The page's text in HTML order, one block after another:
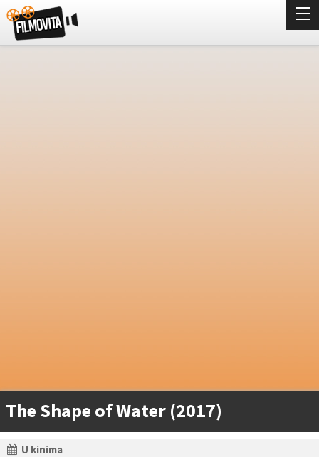
The Shape of Water (2017)
U kinima